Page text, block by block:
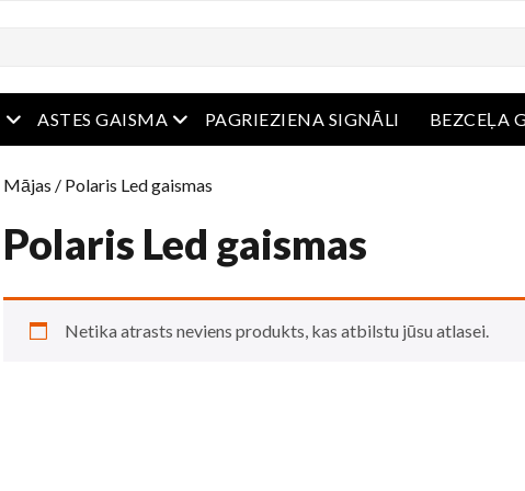
atvērta ēdienkarte
ASTES GAISMA atvērta ēdienkarte
PAGRIEZIENA SIGNĀLI BEZCEĻA
Mājas / Polaris Led gaismas
Polaris Led gaismas
Netika atrasts neviens produkts, kas atbilstu jūsu atlasei.